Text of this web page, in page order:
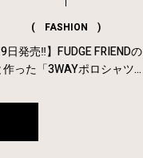
( FASHION )
9日発売‼︎】FUDGE FRIENDの
った「3WAYポロシャツ...